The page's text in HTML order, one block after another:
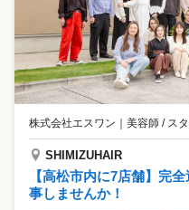
株式会社エスワン 美容師 / ス
SHIMIZUHAIR
【高松市内に7店舗】完
事しませんか！